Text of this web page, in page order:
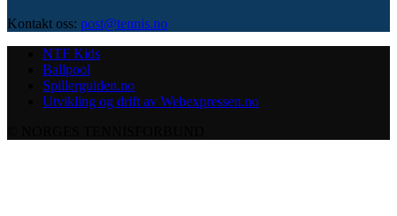
Kontakt oss: post@tennis.no
NTF Kids
Ballpool
Spillerguiden.no
Utvikling og drift av Webexpressen.no